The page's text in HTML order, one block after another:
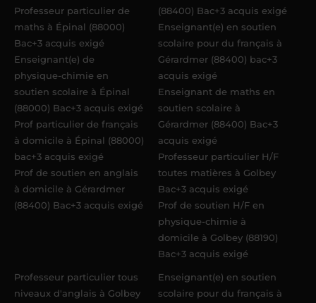
Professeur particulier de
maths à Épinal (88000)
Bac+3 acquis exigé
Enseignant(e) de
physique-chimie en
soutien scolaire à Épinal
(88000) Bac+3 acquis exigé
Prof particulier de français
à domicile à Épinal (88000)
bac+3 acquis exigé
Prof de soutien en anglais
à domicile à Gérardmer
(88400) Bac+3 acquis exigé
(88400) Bac+3 acquis exigé
Enseignant(e) en soutien
scolaire pour du français à
Gérardmer (88400) bac+3
acquis exigé
Enseignant de maths en
soutien scolaire à
Gérardmer (88400) Bac+3
acquis exigé
Professeur particulier H/F
toutes matières à Golbey
Bac+3 acquis exigé
Prof de soutien H/F en
physique-chimie à
domicile à Golbey (88190)
Bac+3 acquis exigé
Professeur particulier tous
niveaux d'anglais à Golbey
Enseignant(e) en soutien
scolaire pour du français à